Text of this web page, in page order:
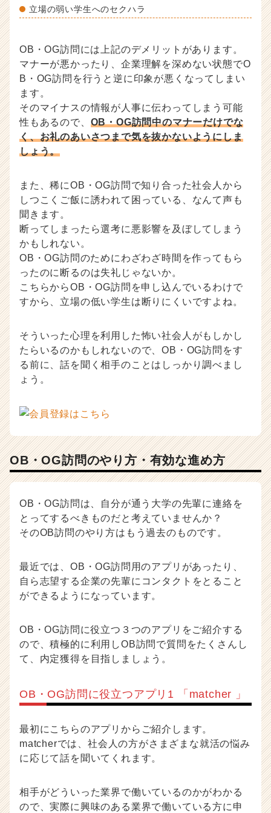
立場の弱い学生へのセクハラ
OB・OG訪問には上記のデメリットがあります。
マナーが悪かったり、企業理解を深めない状態でO
B・OG訪問を行うと逆に印象が悪くなってしまい
ます。
そのマイナスの情報が人事に伝わってしまう可能
性もあるので、 OB・OG訪問中のマナーだけでな
く、お礼のあいさつまで気を抜かないようにしま
しょう。
また、稀にOB・OG訪問で知り合った社会人から
しつこくご飯に誘われて困っている、なんて声も
聞きます。
断ってしまったら選考に悪影響を及ぼしてしまう
かもしれない。
OB・OG訪問のためにわざわざ時間を作ってもら
ったのに断るのは失礼じゃないか。
こちらからOB・OG訪問を申し込んでいるわけで
すから、立場の低い学生は断りにくいですよね。
そういった心理を利用した怖い社会人がもしかし
たらいるのかもしれないので、OB・OG訪問をす
る前に、話を聞く相手のことはしっかり調べまし
ょう。
OB・OG訪問のやり方・有効な進め方
OB・OG訪問は、自分が通う大学の先輩に連絡を
とってするべきものだと考えていませんか？
そのOB訪問のやり方はもう過去のものです。
最近では、OB・OG訪問用のアプリがあったり、
自ら志望する企業の先輩にコンタクトをとること
ができるようになっています。
OB・OG訪問に役立つ３つのアプリをご紹介する
ので、積極的に利用しOB訪問で質問をたくさんし
て、内定獲得を目指しましょう。
OB・OG訪問に役立つアプリ1 「matcher 」
最初にこちらのアプリからご紹介します。
matcherでは、社会人の方がさまざまな就活の悩み
に応じて話を聞いてくれます。
相手がどういった業界で働いているのかがわかる
ので、実際に興味のある業界で働いている方に申